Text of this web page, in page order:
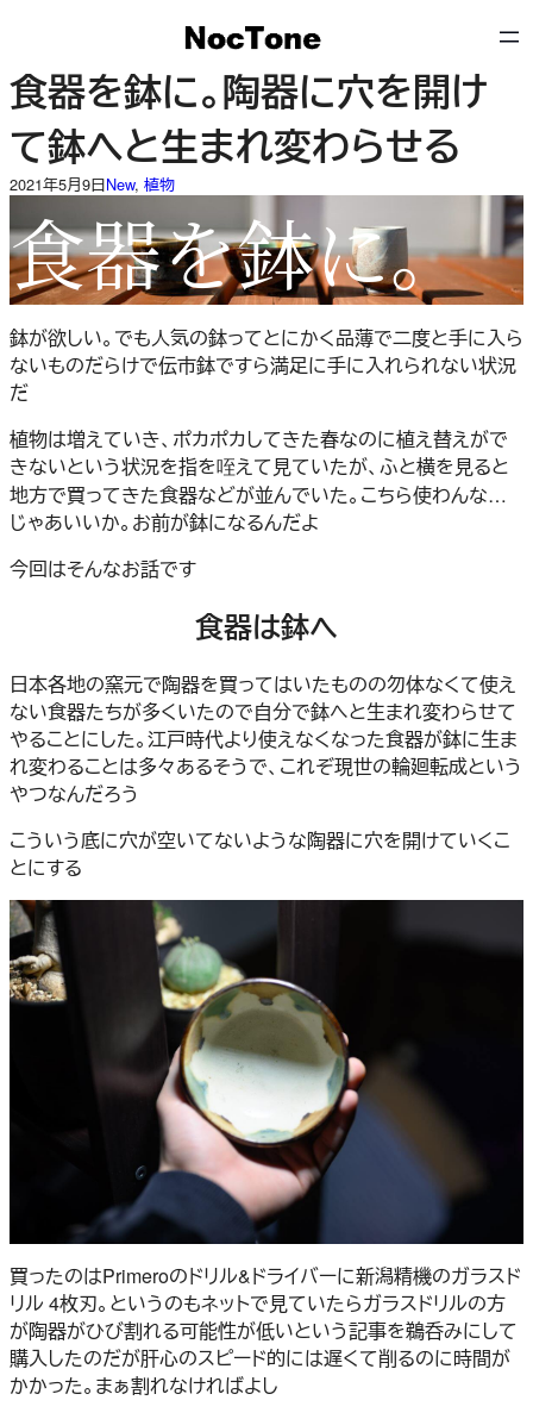
を
ス
キ
ッ
プ
食器を鉢に。陶器に穴を開け
て鉢へと生まれ変わらせる
2021年5月9日New, 植物
食器を鉢に。
鉢が欲しい。でも人気の鉢ってとにかく品薄で二度と手に入ら
ないものだらけで伝市鉢ですら満足に手に入れられない状況
だ
植物は増えていき、ポカポカしてきた春なのに植え替えがで
きないという状況を指を咥えて見ていたが、ふと横を見ると
地方で買ってきた食器などが並んでいた。こちら使わんな…
じゃあいいか。お前が鉢になるんだよ
今回はそんなお話です
食器は鉢へ
日本各地の窯元で陶器を買ってはいたものの勿体なくて使え
ない食器たちが多くいたので自分で鉢へと生まれ変わらせて
やることにした。江戸時代より使えなくなった食器が鉢に生ま
れ変わることは多々あるそうで、これぞ現世の輪廻転成という
やつなんだろう
こういう底に穴が空いてないような陶器に穴を開けていくこ
とにする
買ったのはPrimeroのドリル&ドライバーに新潟精機のガラスド
リル 4枚刃。というのもネットで見ていたらガラスドリルの方
が陶器がひび割れる可能性が低いという記事を鵜呑みにして
購入したのだが肝心のスピード的には遅くて削るのに時間が
かかった。まぁ割れなければよし